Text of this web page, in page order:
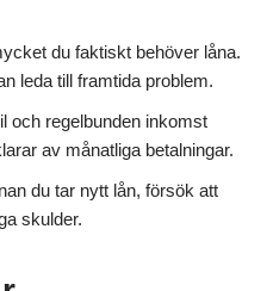
du faktiskt behöver låna.
leda till framtida problem.
och regelbunden inkomst
av månatliga betalningar.
du tar nytt lån, försök att
skulder.